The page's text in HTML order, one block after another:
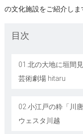
の文化施設をご紹介しま
目次
01.北の大地に垣間
芸術劇場 hitaru
02.小江戸の粋「川
ウェスタ川越